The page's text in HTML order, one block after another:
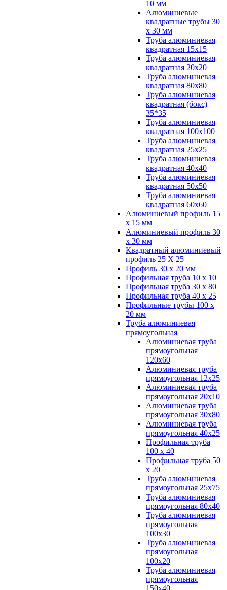
10 мм
Алюминиевые
квадратные трубы 30
х 30 мм
Труба алюминиевая
квадратная 15х15
Труба алюминиевая
квадратная 20х20
Труба алюминиевая
квадратная 80х80
Труба алюминиевая
квадратная (бокс)
35*35
Труба алюминиевая
квадратная 100х100
Труба алюминиевая
квадратная 25х25
Труба алюминиевая
квадратная 40х40
Труба алюминиевая
квадратная 50х50
Труба алюминиевая
квадратная 60х60
Алюминиевый профиль 15
х 15 мм
Алюминиевый профиль 30
х 30 мм
Квадратный алюминиевый
профиль 25 Х 25
Профиль 30 х 20 мм
Профильная труба 10 х 10
Профильная труба 30 х 80
Профильная труба 40 х 25
Профильные трубы 100 х
20 мм
Труба алюминиевая
прямоугольная
Алюминиевая труба
прямоугольная
120х60
Алюминиевая труба
прямоугольная 12х25
Алюминиевая труба
прямоугольная 20х10
Алюминиевая труба
прямоугольная 30х80
Алюминиевая труба
прямоугольная 40х25
Профильная труба
100 х 40
Профильная труба 50
х 20
Труба алюминиевая
прямоугольная 25х75
Труба алюминиевая
прямоугольная 80х40
Труба алюминиевая
прямоугольная
100x30
Труба алюминиевая
прямоугольная
100х20
Труба алюминиевая
прямоугольная
150x40